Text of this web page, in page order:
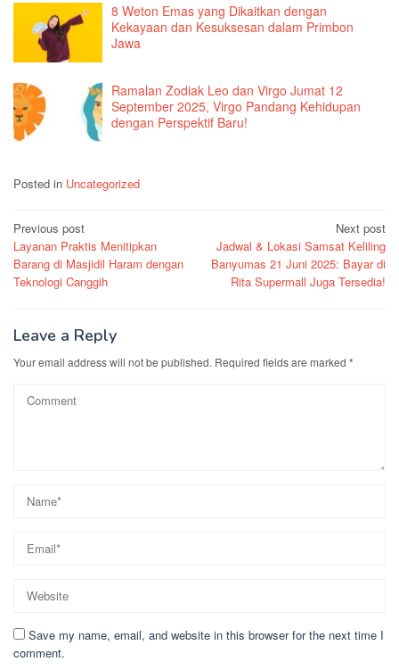
8 Weton Emas yang Dikaitkan dengan
Kekayaan dan Kesuksesan dalam Primbon
Jawa
Ramalan Zodiak Leo dan Virgo Jumat 12
September 2025, Virgo Pandang Kehidupan
dengan Perspektif Baru!
Posted in Uncategorized
Post
navigation
Previous post
Layanan Praktis Menitipkan
Barang di Masjidil Haram dengan
Teknologi Canggih
Next post
Jadwal & Lokasi Samsat Keliling
Banyumas 21 Juni 2025: Bayar di
Rita Supermall Juga Tersedia!
Leave a Reply
Your email address will not be published. Required fields are marked *
Save my name, email, and website in this browser for the next time I
comment.